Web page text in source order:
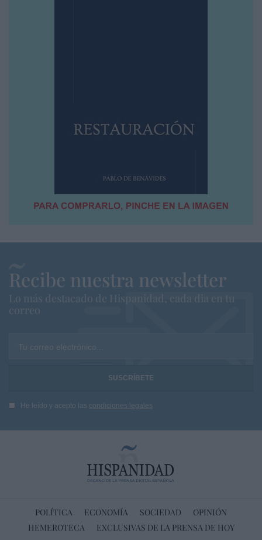
Recibe nuestra newsletter
Lo más destacado de Hispanidad, cada dia en tu
correo
Tu correo electrónico...
He leído y acepto las condiciones legales
POLÍTICA ECONOMÍA SOCIEDAD
OPINIÓN
HEMEROTECA
EXCLUSIVAS DE LA PRENSA DE HOY